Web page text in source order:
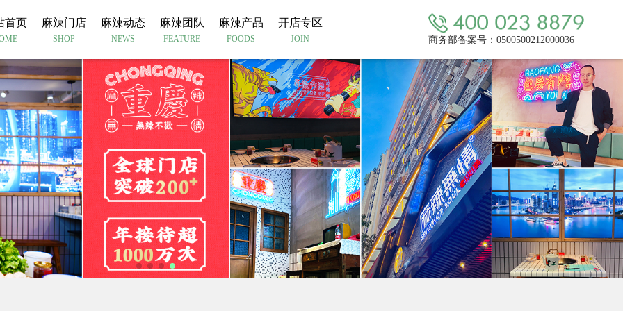
首页 麻辣门店
SHOP
麻辣动态
NEWS
麻辣团队
FEATURE
麻辣产品
FOODS
开店专区
JOIN 商务部备案号：0500500212000036